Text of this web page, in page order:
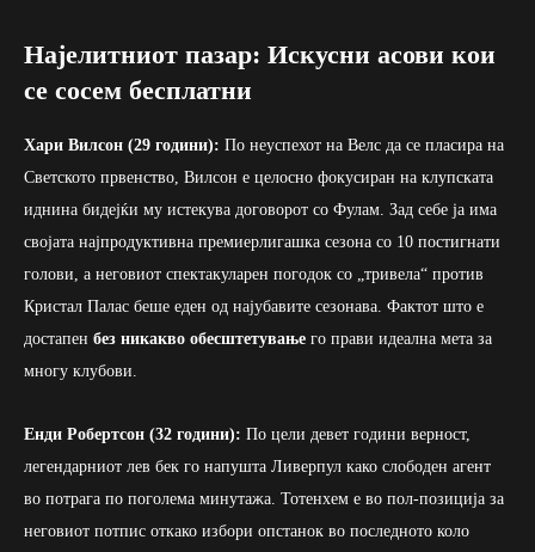
Најелитниот пазар: Искусни асови кои
се сосем бесплатни
Хари Вилсон (29 години): По неуспехот на Велс да се пласира на
Светското првенство, Вилсон е целосно фокусиран на клупската
иднина бидејќи му истекува договорот со Фулам. Зад себе ја има
својата најпродуктивна премиерлигашка сезона со 10 постигнати
голови, а неговиот спектакуларен погодок со „тривела“ против
Кристал Палас беше еден од најубавите сезонава. Фактот што е
достапен без никакво обесштетување го прави идеална мета за
многу клубови.
Енди Робертсон (32 години): По цели девет години верност,
легендарниот лев бек го напушта Ливерпул како слободен агент
во потрага по поголема минутажа. Тотенхем е во пол-позиција за
неговиот потпис откако избори опстанок во последното коло